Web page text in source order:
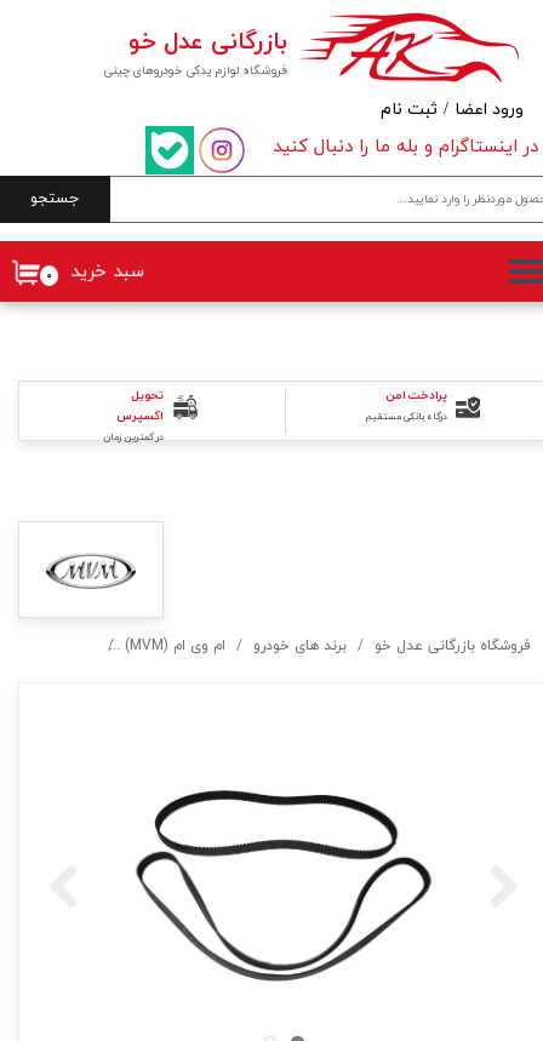
فروشگاه لوازم یدکی خودروهای چینی
بازرگانی عدل خو
جستجو
۰ سبد خرید
در اینستاگرام و بله ما را دنبال کنید
ورود اعضا / ثبت نام
حساب کاربری من
تغییر گذر واژه
سفارشات
خروج از حساب کاربری
فروشگاه بازرگانی عدل خو برند های خودرو ام وی ام (MVM)
تحویل
اکسپرس
در کمترین زمان
پرادخت امن
درگاه بانکی مستقیم